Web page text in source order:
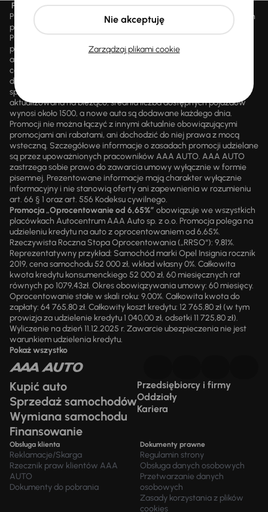
Promocja „Letnie przeceny aż 1500 aut”
Promocja „Letnie przeceny aż 1500 aut” obowiązuje we wszystkich
placówkach Autocentrum AAA AUTO Sp. z o.o. („AAA AUTO”).
Promocja polega na możliwości nabycia wybranych pojazdów
przecenionych, wskazanych w serwisie internetowym
aaaauto.pl/promocja, ze zniżką uwidocznioną w prezentowanej
cenie. Zniżka jest obliczana jako różnica pomiędzy najniższą ceną
danego pojazdu z 30 dni przed obniżką a jego aktualną ceną
sprzedaży. Liczba samochodów objętych promocją jest zmienna i
aktualizowana na bieżąco; średnia liczba dostępnych pojazdów
wynosi około 1500, a nowe auta są dodawane każdego dnia.
Promocji nie można łączyć z innymi aktualnie obowiązującymi
promocjami ani rabatami, ani dochodzić do niej prawa z mocą
wsteczną. Szczegółowe informacje o zasadach promocji udzielane
są przez upoważnionych pracowników AAA AUTO. AAA AUTO
zastrzega sobie prawo do zawarcia umowy wyłącznie w formie
pisemnej. Prezentowane informacje mają charakter wyłącznie
informacyjny i nie stanowią oferty ani zapewnienia w rozumieniu
art. 66 § 1 oraz art. 556 Kodeksu cywilnego.
Promocja „Oprocentowanie od 6,65%” obowiązuje we wszystkich
placówkach Autocentrum AAA Auto sp. z o.o. Promocja polega na
udzieleniu kredytu na auto z oprocentowaniem od 6,65%.
Rzeczywista Roczna Stopa Oprocentowania („RRSO“): 9,81%.
Reprezentatywny przykład: Samochód marki Opel Insignia rocznik
2019, cena samochodu 52 000 zł, wkład własny 0%. Całkowita
kwota kredytu konsumenckiego 52 000 zł, 60 miesięcznych rat
równych po 1079,43zł. Okres obowiązywania umowy: 60 miesięcy.
Oprocentowanie stałe w skali roku: 9,00%. Całkowita kwota do
zapłaty: 64 765,80 zł. Całkowity koszt kredytu: 12 765,80 zł (w tym
prowizja za udzielenie kredytu 1 040,00 zł, odsetki 11 725,80 zł).
Wyliczenie na dzień 11.12.2025 r. Zawarcie ubezpieczenia nie jest
warunkiem udzielenia kredytu.
Pokaż wszystko
Kupić auto
Sprzedaż samochodów
Wymiana samochodu
Finansowanie
Przedsiębiorcy i firmy
Oddziały
Kariera
Obsługa klienta
Reklamacje/Skarga
Rzecznik praw klientów AAA
AUTO
Dokumenty do pobrania
Dokumenty prawne
Regulamin strony
Obsługa danych osobowych
Przetwarzanie danych
osobowych
Zasady korzystania z plików
cookies
Zarządzaj plikami cookie
Nie akceptuję